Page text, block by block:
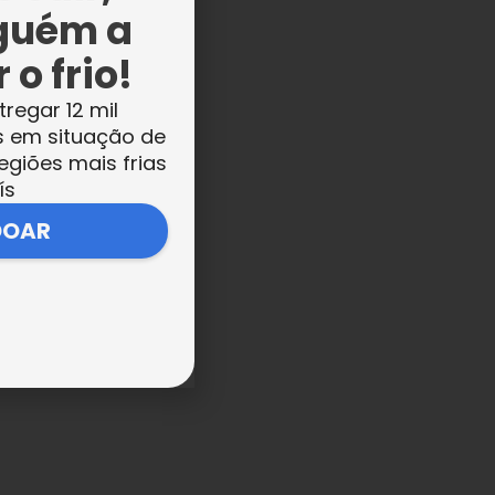
a
o frio!
12 mil
em situação de
mais frias